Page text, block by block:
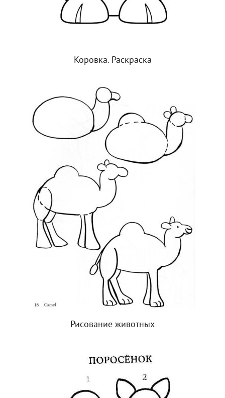
Коровка. Раскраска
Рисование животных